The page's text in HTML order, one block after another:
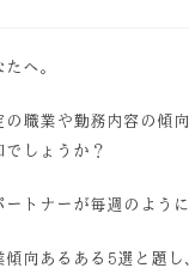
へ。
職業や勤務内容の傾
しょうか？
トナーが毎週のよう
向あるある5選と題